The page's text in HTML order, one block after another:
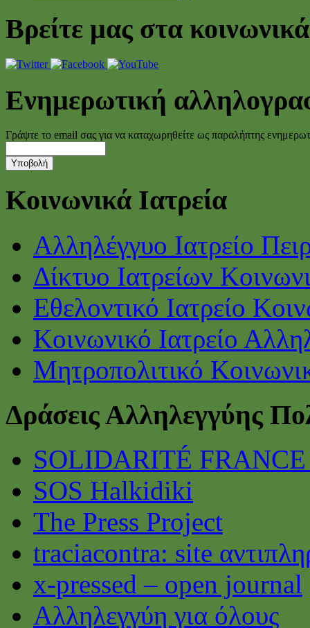
Βρείτε μας στα
Ενημερωτική
Γράψτε το email σας για να καταχωρηθείτε ως παραλήπτης
Κοινωνικά Ιατρεία
Αλληλέγγυο Ιατρείο
Δίκτυο Ιατρείων
Εθελοντικό Ιατρείο
Κοινωνικό Ιατρείο
Μητροπολιτικό
Δράσεις Αλληλεγγύης
SOLIDARITÉ FRANCE
SOS Halkidiki
The Press Project
traciacontra: site
x-pressed – open journal
Αλληλεγγύη για όλους